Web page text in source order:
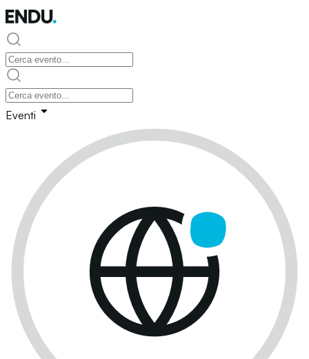
Eventi